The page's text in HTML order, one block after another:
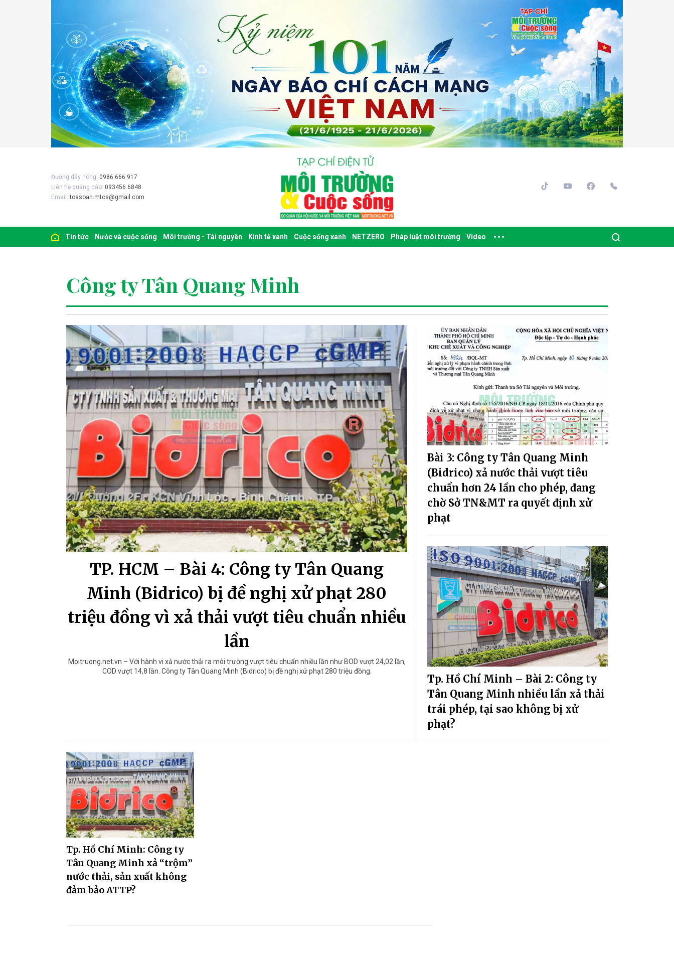
Đường dây nóng: 0986 666 917
Liên hệ quảng cáo: 093456 6848
Email:toasoan.mtcs@gmail.com
Tin tức Nước và cuộc sống Môi trường - Tài nguyên Kinh tế xanh Cuộc sống xanh NETZERO Pháp luật môi trường Video
Công ty Tân Quang Minh
TP. HCM – Bài 4: Công ty Tân Quang
Minh (Bidrico) bị đề nghị xử phạt 280
triệu đồng vì xả thải vượt tiêu chuẩn nhiều
lần
Moitruong.net.vn – Với hành vi xả nước thải ra môi trường vượt tiêu chuẩn nhiều lần như BOD vượt 24,02 lần,
COD vượt 14,8 lần. Công ty Tân Quang Minh (Bidrico) bị đề nghị xử phạt 280 triệu đồng.
Bài 3: Công ty Tân Quang Minh
(Bidrico) xả nước thải vượt tiêu
chuẩn hơn 24 lần cho phép, đang
chờ Sở TN&MT ra quyết định xử
phạt
Tp. Hồ Chí Minh – Bài 2: Công ty
Tân Quang Minh nhiều lần xả thải
trái phép, tại sao không bị xử
phạt?
Tp. Hồ Chí Minh: Công ty
Tân Quang Minh xả “trộm”
nước thải, sản xuất không
đảm bảo ATTP?